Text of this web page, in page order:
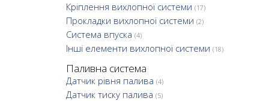
Кріплення вихлопної системи (17)
Прокладки вихлопної системи (2)
Система впуска (4)
Інші елементи вихлопної системи (18)
Паливна система
Датчик рівня палива (4)
Датчик тиску палива (5)